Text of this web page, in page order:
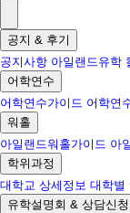
공지 & 후기
공지사항 아일랜드유학
어학연수
어학연수가이드 어학연
워홀
아일랜드워홀가이드 아
학위과정
대학교 상세정보 대학별
유학설명회 & 상담신청